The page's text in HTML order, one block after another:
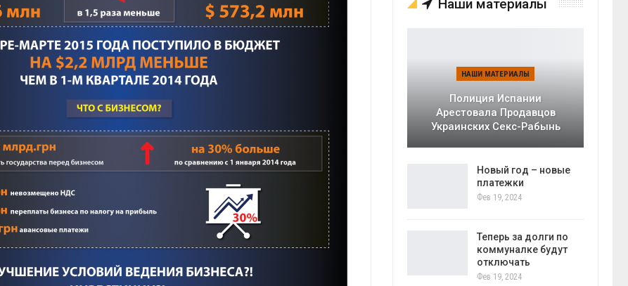
Наши материалы
НАШИ МАТЕРИАЛЫ
Полиция Испании
Арестовала Продавцов
Украинских Секс-Рабынь
Новый год – новые
платежки
Фев 19, 2024
Теперь за долги по
коммуналке будут
отключать
Фев 19, 2024